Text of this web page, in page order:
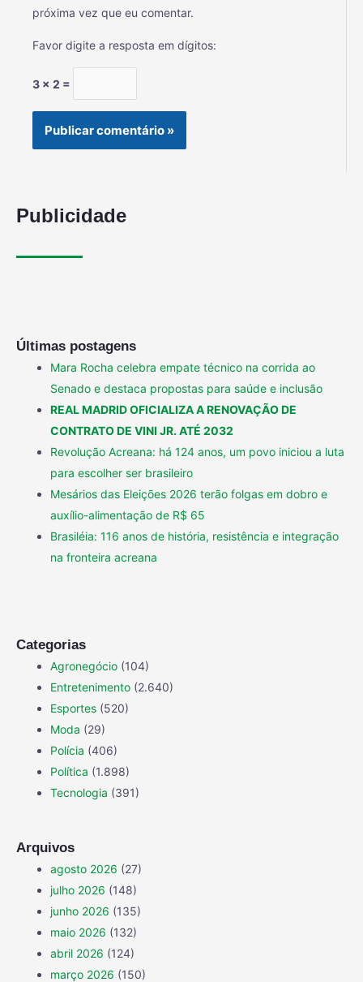
próxima vez que eu comentar.
Favor digite a resposta em dígitos:
3 × 2 =
Publicidade
Últimas postagens
Mara Rocha celebra empate técnico na corrida ao
Senado e destaca propostas para saúde e inclusão
REAL MADRID OFICIALIZA A RENOVAÇÃO DE
CONTRATO DE VINI JR. ATÉ 2032
Revolução Acreana: há 124 anos, um povo iniciou a luta
para escolher ser brasileiro
Mesários das Eleições 2026 terão folgas em dobro e
auxílio-alimentação de R$ 65
Brasiléia: 116 anos de história, resistência e integração
na fronteira acreana
Categorias
Agronegócio (104)
Entretenimento (2.640)
Esportes (520)
Moda (29)
Polícia (406)
Política (1.898)
Tecnologia (391)
Arquivos
agosto 2026 (27)
julho 2026 (148)
junho 2026 (135)
maio 2026 (132)
abril 2026 (124)
março 2026 (150)